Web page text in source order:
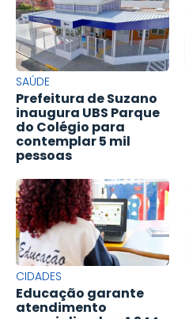
SAÚDE
Prefeitura de Suzano
inaugura UBS Parque
do Colégio para
contemplar 5 mil
pessoas
CIDADES
Educação garante
atendimento